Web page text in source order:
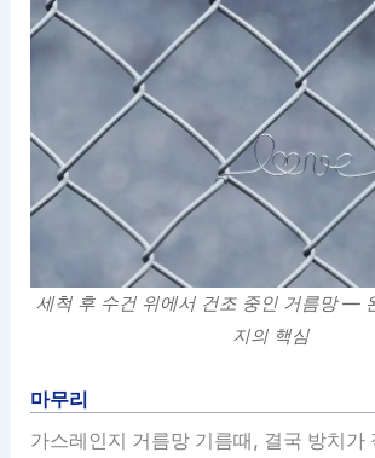
세척 후 수건 위에서 건조 중인 거름망 —
지의 핵심
마무리
가스레인지 거름망 기름때, 결국 방치가